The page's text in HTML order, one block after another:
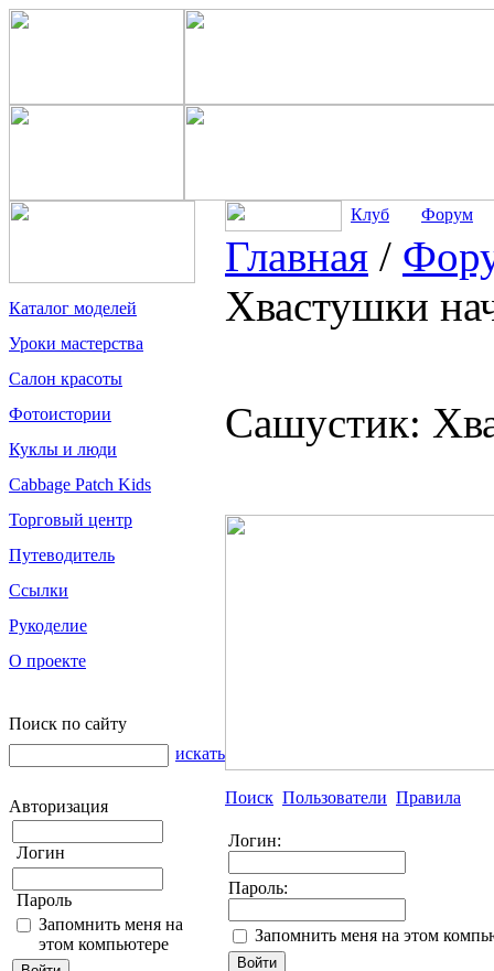
Каталог моделей
Уроки мастерства
Салон красоты
Фотоистории
Куклы и люди
Cabbage Patch Kids
Торговый центр
Путеводитель
Ссылки
Рукоделие
О проекте
Поиск по сайту
искать
Авторизация
Логин
Пароль
Запомнить меня на
этом компьютере
Клуб Форум
Главная /
Хвастушки
Сашустик:
Поиск Пользователи Правила
Логин:
Пароль:
Запомнить меня на этом